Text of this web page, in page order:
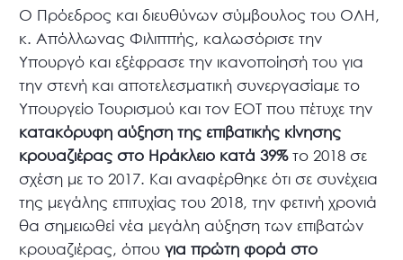
Ο Πρόεδρος και διευθύνων σύμβουλος του ΟΛΗ,
κ. Απόλλωνας Φιλιππής, καλωσόρισε την
Υπουργό και εξέφρασε την ικανοποίησή του για
την στενή και αποτελεσματική συνεργασίαμε το
Υπουργείο Τουρισμού και τον ΕΟΤ που πέτυχε την
κατακόρυφη αύξηση της επιβατικής κίνησης
κρουαζιέρας στο Ηράκλειο κατά 39%το 2018 σε
σχέση με το 2017. Και αναφέρθηκε ότι σε συνέχεια
της μεγάλης επιτυχίας του 2018, την φετινή χρονιά
θα σημειωθεί νέα μεγάλη αύξηση των επιβατών
κρουαζιέρας, όπου για πρώτη φορά στο